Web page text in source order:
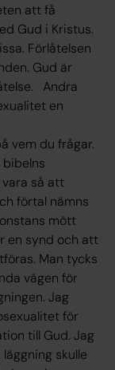
att få
Gud i Kristus.
Förlåtelsen
Gud är
Andra
en
vem du frågar.
bibelns
vara så att
förtal nämns
mött
en synd och att
Man tycks
vägen för
Jag
för
till Gud. Jag
skulle